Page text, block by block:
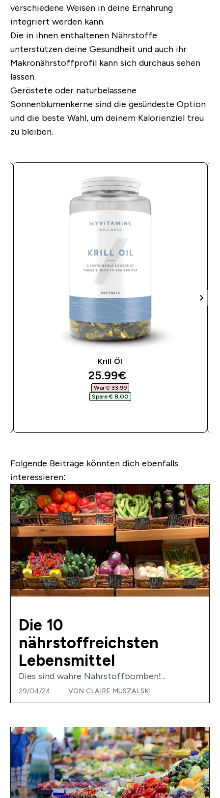
verschiedene Weisen in deine Ernährung
integriert werden kann.
Die in ihnen enthaltenen Nährstoffe
unterstützen deine Gesundheit und auch ihr
Makronährstoffprofil kann sich durchaus sehen
lassen.
Geröstete oder naturbelassene
Sonnenblumenkerne sind die gesündeste Option
und die beste Wahl, um deinem Kalorienziel treu
zu bleiben.
Krill Öl
discounted price
25.99€‎
War € 33,99‎
Spare € 8,00‎
Folgende Beiträge könnten dich ebenfalls
interessieren:
Die 10
nährstoffreichsten
Lebensmittel
Dies sind wahre Nährstoffbomben!...
29/04/24 VON CLAIRE MUSZALSKI